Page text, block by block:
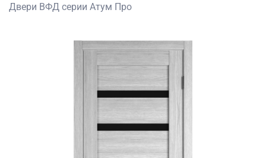
Двери ВФД серии Атум Про